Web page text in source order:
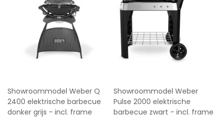
Showroommodel Weber Q
2400 elektrische barbecue
donker grijs - incl. frame
Showroommodel Weber
Pulse 2000 elektrische
barbecue zwart - incl. frame